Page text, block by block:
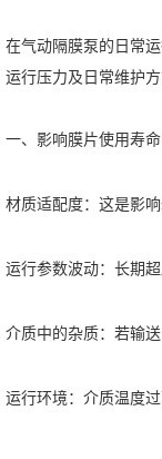
在气动隔膜泵的日常
运行压力及日常维护方
一、影响膜片使用寿
材质适配度：这是影
运行参数波动：长期
介质中的杂质：若输
运行环境：介质温度